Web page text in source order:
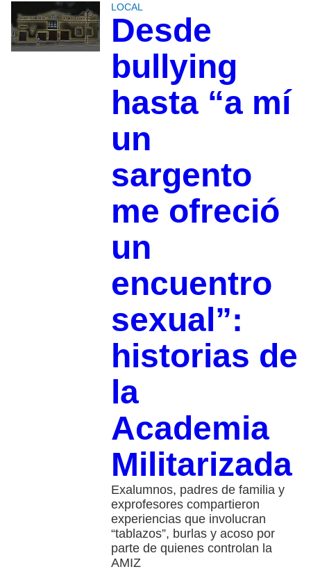
LOCAL
Desde
bullying
hasta “a mí
un
sargento
me ofreció
un
encuentro
sexual”:
historias de
la
Academia
Militarizada
Exalumnos, padres de familia y
exprofesores compartieron
experiencias que involucran
“tablazos”, burlas y acoso por
parte de quienes controlan la
AMIZ